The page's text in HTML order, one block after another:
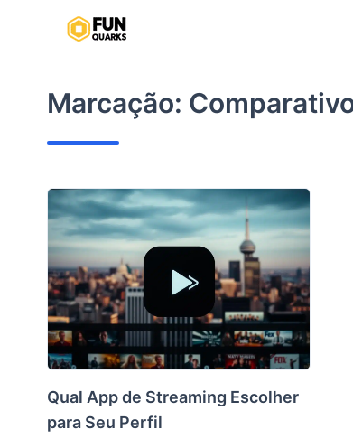
conteúdoMarcação:
Qual App de Streaming Escolher
para Seu Perfil